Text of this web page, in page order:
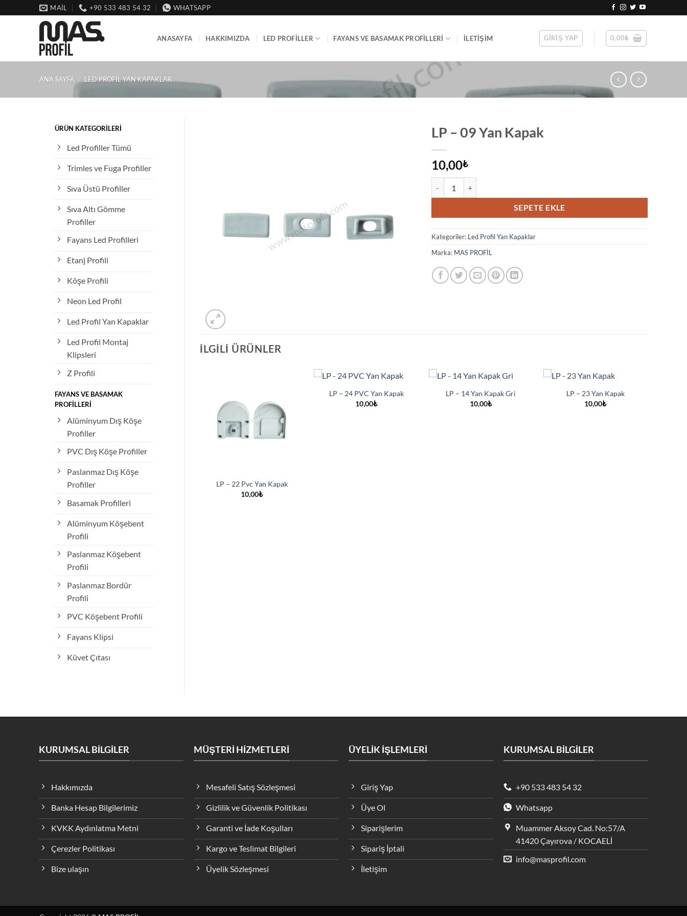
atla
MAİL +90 533 483 54 32 WHATSAPP
ANASAYFA HAKKIMIZDA LED PROFILLER FAYANS VE BASAMAK PROFILLERI İLETIŞIM GIRIŞ YAP 0,00₺
ANA SAYFA / LED PROFIL YAN KAPAKLAR
ÜRÜN KATEGORILERI
Led Profiller Tümü
Trimles ve Fuga Profiller
Sıva Üstü Profiller
Sıva Altı Gömme
Profiller
Fayans Led Profilleri
Etanj Profili
Köşe Profili
Neon Led Profil
Led Profil Yan Kapaklar
Led Profil Montaj
Klipsleri
Z Profili
FAYANS VE BASAMAK
PROFİLLERİ
Alüminyum Dış Köşe
Profiller
PVC Dış Köşe Profiller
Paslanmaz Dış Köşe
Profiller
Basamak Profilleri
Alüminyum Köşebent
Profili
Paslanmaz Köşebent
Profili
Paslanmaz Bordür
Profili
PVC Köşebent Profili
Fayans Klipsi
Küvet Çıtası
LP – 09 Yan Kapak
10,00₺
SEPETE EKLE
Kategoriler: Led Profil Yan Kapaklar
Marka: MAS PROFİL
İLGILI ÜRÜNLER
LP – 22 Pvc Yan Kapak
10,00₺
LP – 24 PVC Yan Kapak
10,00₺
LP – 14 Yan Kapak Gri
10,00₺
LP – 23 Yan Kapak
10,00₺
13 Yan Kapak Gri
LP – 11 Yan Kapak
KURUMSAL BİLGİLER
Hakkımızda
Banka Hesap Bilgilerimiz
KVKK Aydınlatma Metni
Çerezler Politikası
Bize ulaşın
MÜŞTERİ HİZMETLERİ
Mesafeli Satış Sözleşmesi
Gizlilik ve Güvenlik Politikası
Garanti ve İade Koşulları
Kargo ve Teslimat Bilgileri
Üyelik Sözleşmesi
ÜYELİK İŞLEMLERİ
Giriş Yap
Üye Ol
Siparişlerim
Sipariş İptali
İletişim
KURUMSAL BİLGİLER
+90 533 483 54 32
Whatsapp
Muammer Aksoy Cad. No:57/A
41420 Çayırova / KOCAELİ
info@masprofil.com